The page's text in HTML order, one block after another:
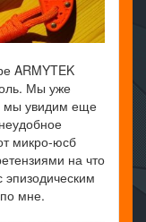
ARMYTEK
Мы уже
мы увидим еще
микро-юсб
на что
мне.